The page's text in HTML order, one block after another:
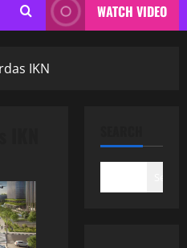
WATCH VIDEO
IKN